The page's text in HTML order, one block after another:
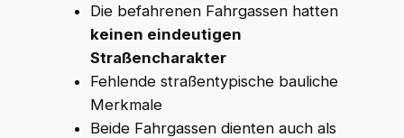
Die befahrenen Fahrgassen hatten
keinen eindeutigen
Straßencharakter
Fehlende straßentypische bauliche
Merkmale
Beide Fahrgassen dienten auch als